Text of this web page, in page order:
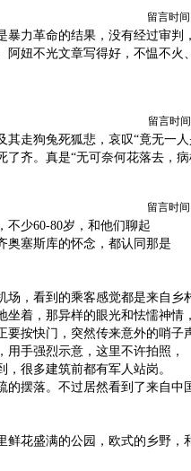
留言时间
暴力革命的结果，没有经过审判
阿妞不光文章写得好，不愠不火
留言时
其走狗兔死狐悲，哀叹“竟无一
了齐。真是“无可奈何花落去，
留言时间
不少60-80岁，和他们聊起
奥塞斯库的怀念，都认同那是
场，看到的乘客感觉都是来自乡
坐着，那异样的眼光和怯懦神情
要按快门，突然传来意外的哨子
用手强烈示意，这里不许拍照，
很多建筑前都有军人站岗。
的摆落。不过居然看到了来自中
鲜花盛满的公园，欧式的乡野，